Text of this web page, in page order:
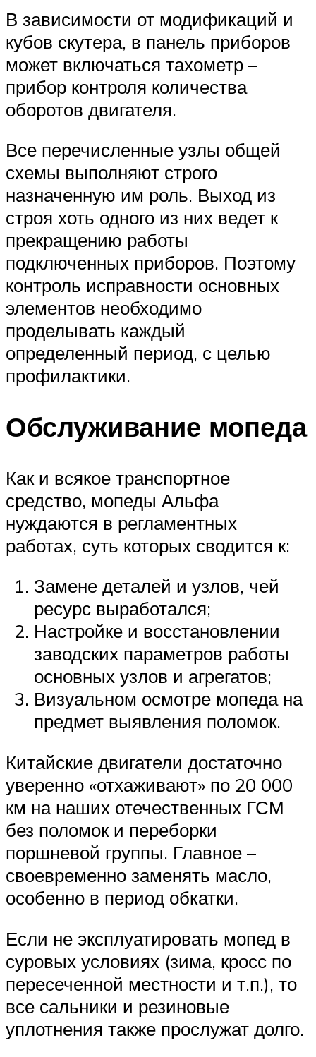
В зависимости от модификаций и
кубов скутера, в панель приборов
может включаться тахометр –
прибор контроля количества
оборотов двигателя.
Все перечисленные узлы общей
схемы выполняют строго
назначенную им роль. Выход из
строя хоть одного из них ведет к
прекращению работы
подключенных приборов. Поэтому
контроль исправности основных
элементов необходимо
проделывать каждый
определенный период, с целью
профилактики.
Обслуживание мопеда
Как и всякое транспортное
средство, мопеды Альфа
нуждаются в регламентных
работах, суть которых сводится к:
Замене деталей и узлов, чей
ресурс выработался;
Настройке и восстановлении
заводских параметров работы
основных узлов и агрегатов;
Визуальном осмотре мопеда на
предмет выявления поломок.
Китайские двигатели достаточно
уверенно «отхаживают» по 20 000
км на наших отечественных ГСМ
без поломок и переборки
поршневой группы. Главное –
своевременно заменять масло,
особенно в период обкатки.
Если не эксплуатировать мопед в
суровых условиях (зима, кросс по
пересеченной местности и т.п.), то
все сальники и резиновые
уплотнения также прослужат долго.